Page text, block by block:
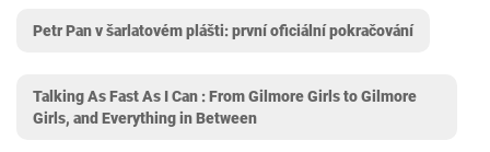
Petr Pan v šarlatovém plášti: první oficiální pokračování
Talking As Fast As I Can : From Gilmore Girls to Gilmore
Girls, and Everything in Between